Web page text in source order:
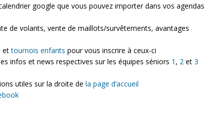
google que vous pouvez importer dans vos agendas
de volants, vente de maillots/survêtements, avantages
ettournois enfants pour vous inscrire à ceux-ci
infos et news respectives sur les équipes séniors 1 , 2 et 3
utiles sur la droite de la page d’accueil